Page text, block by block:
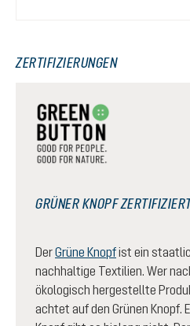
ZERTIFIZIERUNGEN
GRÜNER KNOPF
DerGrüne Knopfist ein
nachhaltige Textilien. Wer
ökologisch hergestellte
achtet auf den Grünen Knopf.